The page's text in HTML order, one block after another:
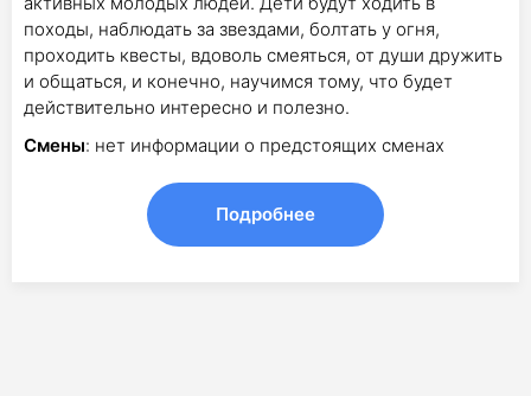
походы, наблюдать за звездами, болтать у огня,
проходить квесты, вдоволь смеяться, от души дружить
и общаться, и конечно, научимся тому, что будет
действительно интересно и полезно.
Смены: нет информации о предстоящих сменах
Подробнее